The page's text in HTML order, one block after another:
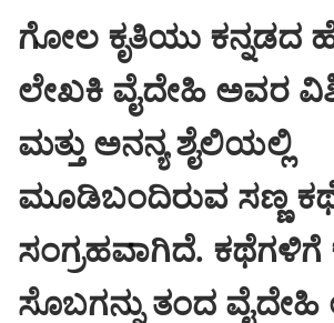
ಸಾಹಿತಿ. ಇವರ
ಕಥೆಗಳಿಗಿಂತ ಈ ಸಂಕಲನದ
ತೀರಾ ಭಿನ್ನವಾದ ವಿಶಿಷ್ಟ
ಇಲ್ಲಿ ವಸ್ತುವಿಗಿಂತ ಭಾವಕ್ಕೆ,
ಧ್ವನಿಗೇ ಮೊದಲ
ಗೋಲ ಕೃತಿಯು ಕನ್ನಡದ
ಲೇಖಕಿ ವೈದೇಹಿ ಅವರ
ಮತ್ತು ಅನನ್ಯ ಶೈಲಿಯಲ್ಲಿ
ಮೂಡಿಬಂದಿರುವ ಸಣ್ಣ
ಸಂಗ್ರಹವಾಗಿದೆ. ಕಥೆಗಳಿಗೆ
ಸೊಬಗನ್ನು ತಂದ